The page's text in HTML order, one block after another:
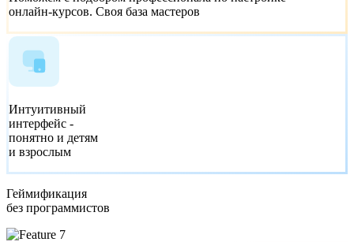
онлайн-курсов. Своя база мастеров
Интуитивный
интерфейс -
понятно и детям
и взрослым
Геймификация
без программистов